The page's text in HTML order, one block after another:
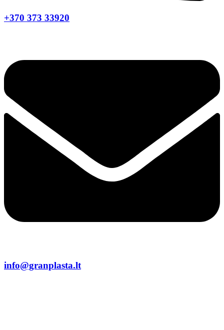
+370 373 33920
info@granplasta.lt